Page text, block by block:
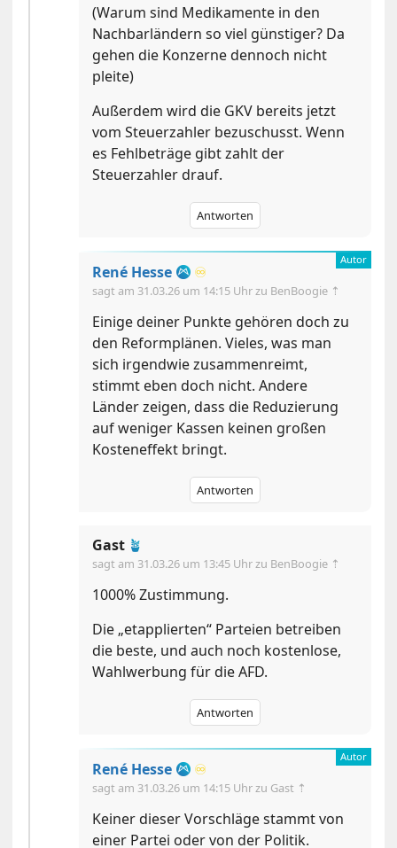
(Warum sind Medikamente in den
Nachbarländern so viel günstiger? Da
gehen die Konzerne dennoch nicht
pleite)
Außerdem wird die GKV bereits jetzt
vom Steuerzahler bezuschusst. Wenn
es Fehlbeträge gibt zahlt der
Steuerzahler drauf.
Antworten
René Hesse ♾️
sagt am 31.03.26 um 14:15 Uhrzu BenBoogie ⇡
Einige deiner Punkte gehören doch zu
den Reformplänen. Vieles, was man
sich irgendwie zusammenreimt,
stimmt eben doch nicht. Andere
Länder zeigen, dass die Reduzierung
auf weniger Kassen keinen großen
Kosteneffekt bringt.
Antworten
Gast 🪴
sagt am 31.03.26 um 13:45 Uhrzu BenBoogie ⇡
1000% Zustimmung.
Die „etapplierten“ Parteien betreiben
die beste, und auch noch kostenlose,
Wahlwerbung für die AFD.
Antworten
René Hesse ♾️
sagt am 31.03.26 um 14:15 Uhrzu Gast ⇡
Keiner dieser Vorschläge stammt von
einer Partei oder von der Politik.